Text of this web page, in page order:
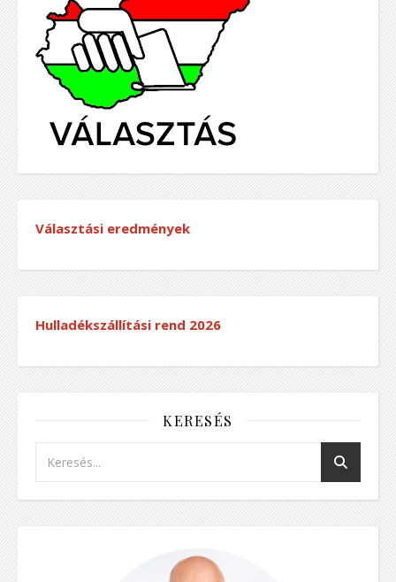
Választási eredmények
Hulladékszállítási rend 2026
KERESÉS